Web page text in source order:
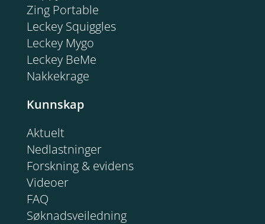
Zing Portable
Leckey Squiggles
Leckey Mygo
Leckey BeMe
Nakkekrage
Kunnskap
Aktuelt
Nedlastninger
Forskning & evidens
Videoer
FAQ
Søknadsveiledning